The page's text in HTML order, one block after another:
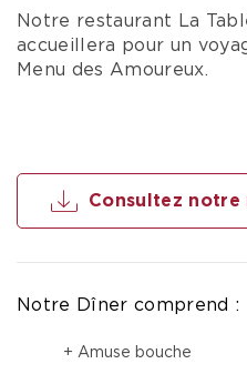
Notre restaurant La
accueillera pour un
Menu des Amoureux.
Consultez notre
Notre Dîner comprend :
+ Amuse bouche